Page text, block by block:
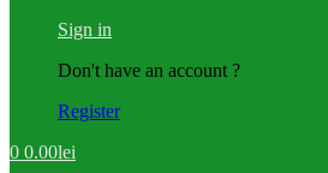
Sign in
Don't have an account ?
Register
0 0.00lei